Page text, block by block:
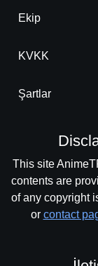
Ekip
KVKK
Şartlar
This site
contents are
of any copyright
or contact